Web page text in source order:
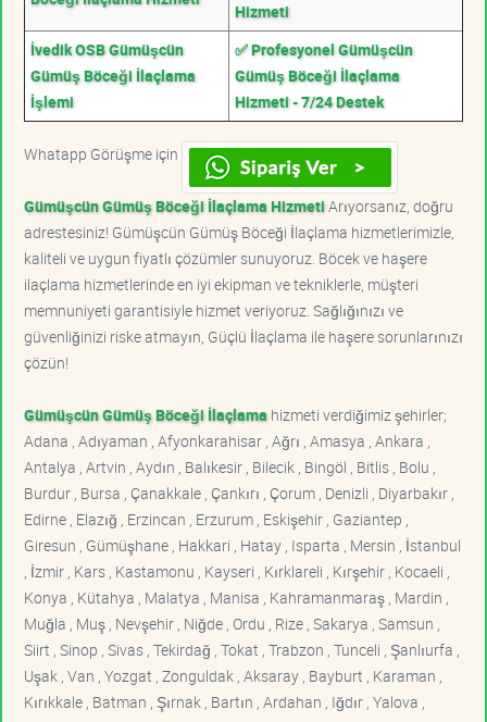
Hizmeti
İvedik OSB Gümüşcün
Gümüş Böceği İlaçlama
İşlemi
✅ Profesyonel Gümüşcün
Gümüş Böceği İlaçlama
Hizmeti - 7/24 Destek
Whatapp Görüşme için
Gümüşcün Gümüş Böceği İlaçlama HizmetiArıyorsanız, doğru
adrestesiniz! Gümüşcün Gümüş Böceği İlaçlama hizmetlerimizle,
kaliteli ve uygun fiyatlı çözümler sunuyoruz. Böcek ve haşere
ilaçlama hizmetlerinde en iyi ekipman ve tekniklerle, müşteri
memnuniyeti garantisiyle hizmet veriyoruz. Sağlığınızı ve
güvenliğinizi riske atmayın, Güçlü İlaçlama ile haşere sorunlarınızı
çözün!
Gümüşcün Gümüş Böceği İlaçlama hizmeti verdiğimiz şehirler;
Adana , Adıyaman , Afyonkarahisar , Ağrı , Amasya , Ankara ,
Antalya , Artvin , Aydın , Balıkesir , Bilecik , Bingöl , Bitlis , Bolu ,
Burdur , Bursa , Çanakkale , Çankırı , Çorum , Denizli , Diyarbakır ,
Edirne , Elazığ , Erzincan , Erzurum , Eskişehir , Gaziantep ,
Giresun , Gümüşhane , Hakkari , Hatay , Isparta , Mersin , İstanbul
, İzmir , Kars , Kastamonu , Kayseri , Kırklareli , Kırşehir , Kocaeli ,
Konya , Kütahya , Malatya , Manisa , Kahramanmaraş , Mardin ,
Muğla , Muş , Nevşehir , Niğde , Ordu , Rize , Sakarya , Samsun ,
Siirt , Sinop , Sivas , Tekirdağ , Tokat , Trabzon , Tunceli , Şanlıurfa ,
Uşak , Van , Yozgat , Zonguldak , Aksaray , Bayburt , Karaman ,
Kırıkkale , Batman , Şırnak , Bartın , Ardahan , Iğdır , Yalova ,